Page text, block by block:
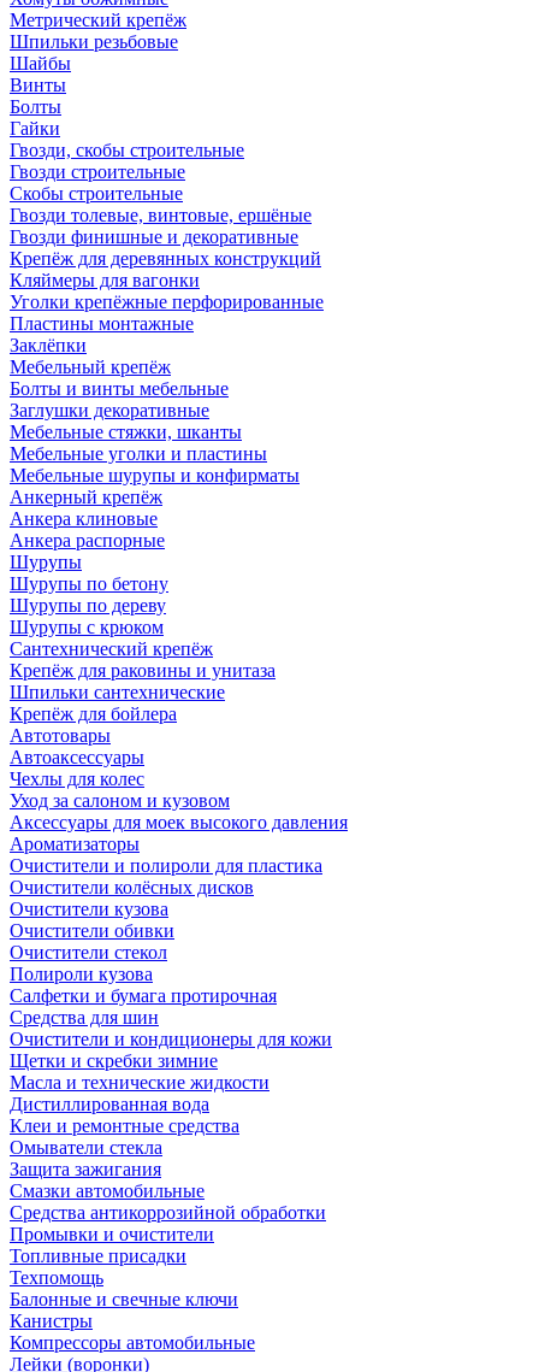
Метрический крепёж
Шпильки резьбовые
Шайбы
Винты
Болты
Гайки
Гвозди, скобы строительные
Гвозди строительные
Скобы строительные
Гвозди толевые, винтовые, ершёные
Гвозди финишные и декоративные
Крепёж для деревянных конструкций
Кляймеры для вагонки
Уголки крепёжные перфорированные
Пластины монтажные
Заклёпки
Мебельный крепёж
Болты и винты мебельные
Заглушки декоративные
Мебельные стяжки, шканты
Мебельные уголки и пластины
Мебельные шурупы и конфирматы
Анкерный крепёж
Анкера клиновые
Анкера распорные
Шурупы
Шурупы по бетону
Шурупы по дереву
Шурупы с крюком
Сантехнический крепёж
Крепёж для раковины и унитаза
Шпильки сантехнические
Крепёж для бойлера
Автотовары
Автоаксессуары
Чехлы для колес
Уход за салоном и кузовом
Аксессуары для моек высокого давления
Ароматизаторы
Очистители и полироли для пластика
Очистители колёсных дисков
Очистители кузова
Очистители обивки
Очистители стекол
Полироли кузова
Салфетки и бумага протирочная
Средства для шин
Очистители и кондиционеры для кожи
Щетки и скребки зимние
Масла и технические жидкости
Дистиллированная вода
Клеи и ремонтные средства
Омыватели стекла
Защита зажигания
Смазки автомобильные
Средства антикоррозийной обработки
Промывки и очистители
Топливные присадки
Техпомощь
Балонные и свечные ключи
Канистры
Компрессоры автомобильные
Лейки (воронки)